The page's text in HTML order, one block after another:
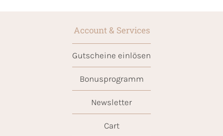
Account & Services
Gutscheine einlösen
Bonusprogramm
Newsletter
Cart